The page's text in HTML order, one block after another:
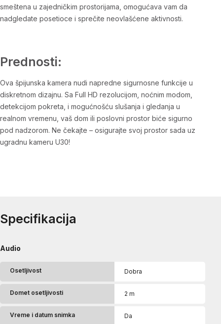
smeštena u zajedničkim prostorijama, omogućava vam da
nadgledate posetioce i sprečite neovlašćene aktivnosti.
Prednosti:
Ova špijunska kamera nudi napredne sigurnosne funkcije u
diskretnom dizajnu. Sa Full HD rezolucijom, noćnim modom,
detekcijom pokreta, i mogućnošću slušanja i gledanja u
realnom vremenu, vaš dom ili poslovni prostor biće sigurno
pod nadzorom. Ne čekajte – osigurajte svoj prostor sada uz
ugradnu kameru U30!
Specifikacija
Audio
Osetljivost Dobra
Domet osetljivosti 2 m
Vreme i datum snimka Da